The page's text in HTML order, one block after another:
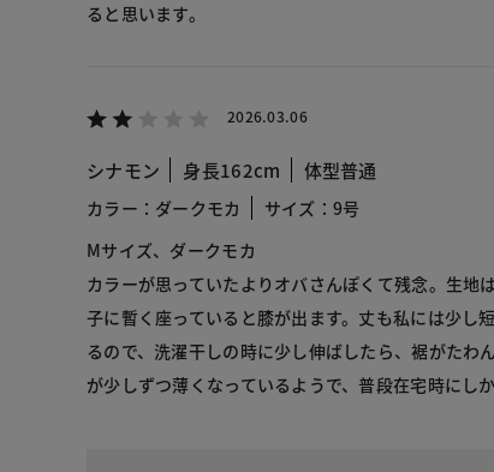
ると思います。
2026.03.06
シナモン 身長162cm 体型普通
カラー：ダークモカ
サイズ：9号
Mサイズ、ダークモカ
カラーが思っていたよりオバさんぽくて残念。生地
子に暫く座っていると膝が出ます。丈も私には少し
るので、洗濯干しの時に少し伸ばしたら、裾がたわ
が少しずつ薄くなっているようで、普段在宅時にし